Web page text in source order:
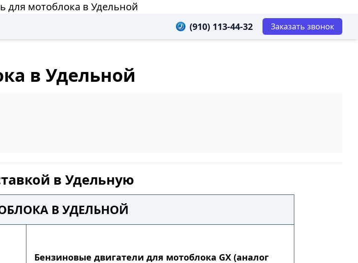
для мотоблока в Удельной
(910) 113-44-32 Заказать звонок
в Удельной
в Удельную
В УДЕЛЬНОЙ
Бензиновые двигатели для мотоблока GX (аналог